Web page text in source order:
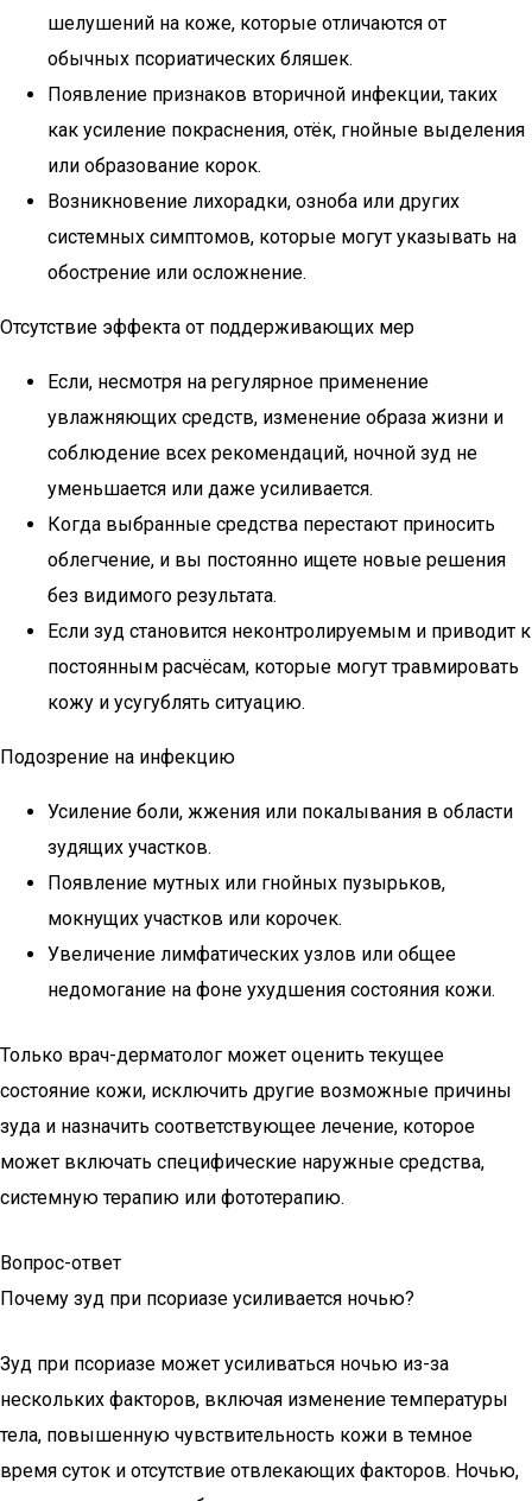
шелушений на коже, которые отличаются от
обычных псориатических бляшек.
Появление признаков вторичной инфекции, таких
как усиление покраснения, отёк, гнойные выделения
или образование корок.
Возникновение лихорадки, озноба или других
системных симптомов, которые могут указывать на
обострение или осложнение.
Отсутствие эффекта от поддерживающих мер
Если, несмотря на регулярное применение
увлажняющих средств, изменение образа жизни и
соблюдение всех рекомендаций, ночной зуд не
уменьшается или даже усиливается.
Когда выбранные средства перестают приносить
облегчение, и вы постоянно ищете новые решения
без видимого результата.
Если зуд становится неконтролируемым и приводит к
постоянным расчёсам, которые могут травмировать
кожу и усугублять ситуацию.
Подозрение на инфекцию
Усиление боли, жжения или покалывания в области
зудящих участков.
Появление мутных или гнойных пузырьков,
мокнущих участков или корочек.
Увеличение лимфатических узлов или общее
недомогание на фоне ухудшения состояния кожи.
Только врач-дерматолог может оценить текущее
состояние кожи, исключить другие возможные причины
зуда и назначить соответствующее лечение, которое
может включать специфические наружные средства,
системную терапию или фототерапию.
Вопрос-ответ
Почему зуд при псориазе усиливается ночью?
Зуд при псориазе может усиливаться ночью из-за
нескольких факторов, включая изменение температуры
тела, повышенную чувствительность кожи в темное
время суток и отсутствие отвлекающих факторов. Ночью,